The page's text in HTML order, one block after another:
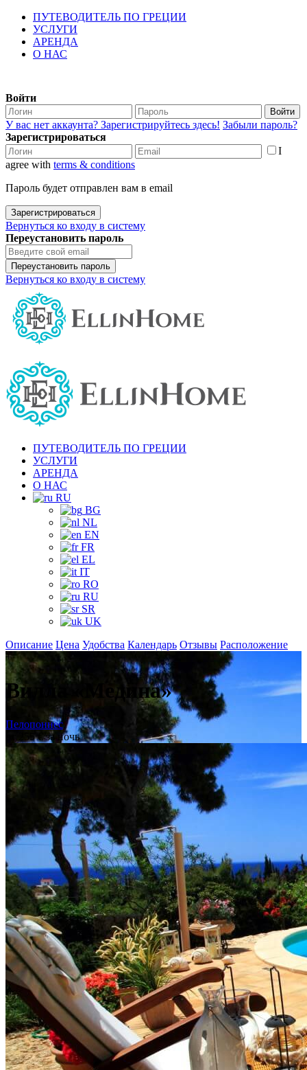
ПУТЕВОДИТЕЛЬ ПО ГРЕЦИИ
УСЛУГИ
АРЕНДА
О НАС
Войти
Войти
У вас нет аккаунта? Зарегистрируйтесь здесь! Забыли пароль?
Зарегистрироваться
I
agree with terms & conditions
Пароль будет отправлен вам в email
Зарегистрироваться
Вернуться ко входу в систему
Переустановить пароль
Переустановить пароль
Вернуться ко входу в систему
ПУТЕВОДИТЕЛЬ ПО ГРЕЦИИ
УСЛУГИ
АРЕНДА
О НАС
RU
BG
NL
EN
FR
EL
IT
RO
RU
SR
UK
Описание Цена Удобства Календарь Отзывы Расположение
+
Вилла «Медина»
Пелопоннес,
от 255 € за ночь